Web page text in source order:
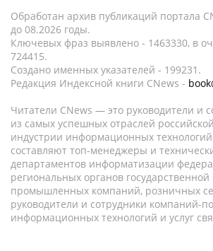
Обработан архив публикаций портала
до 08.2026 годы.
Ключевых фраз выявлено - 1463330, в
724415.
Создано именных указателей - 199231.
Редакция Индексной книги CNews -
Читатели CNews — это руководители и
из самых успешных отраслей
индустрии информационных
составляют топ-менеджеры и
департаментов информатизации
региональных органов государственной
промышленных компаний, розничных
руководители и сотрудники компаний-
информационных технологий и услуг